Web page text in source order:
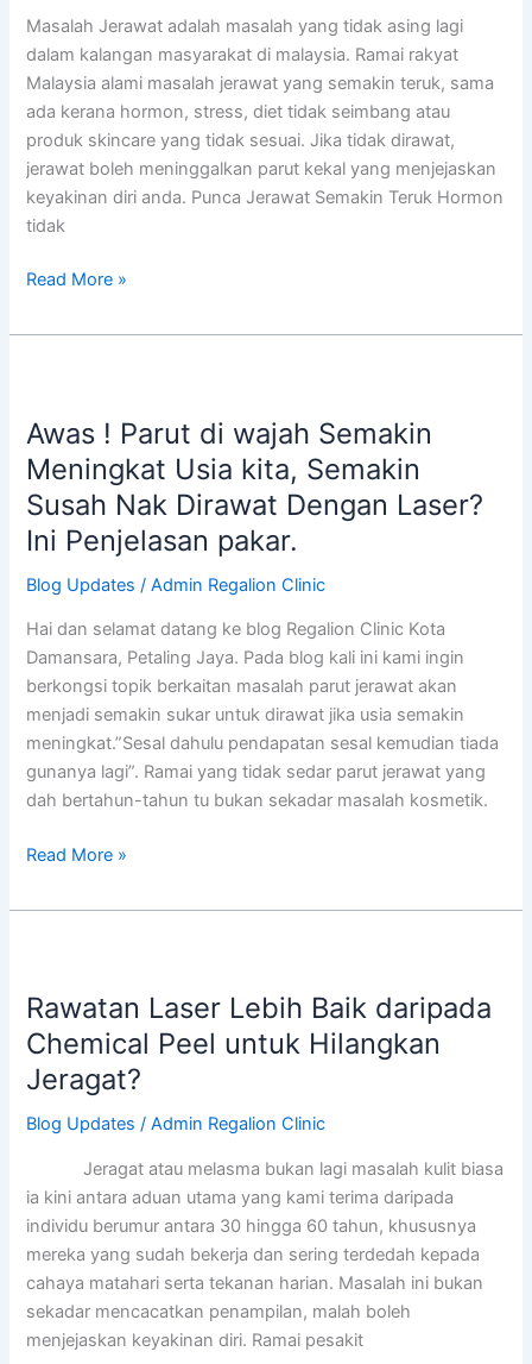
Masalah Jerawat adalah masalah yang tidak asing lagi
dalam kalangan masyarakat di malaysia. Ramai rakyat
Malaysia alami masalah jerawat yang semakin teruk, sama
ada kerana hormon, stress, diet tidak seimbang atau
produk skincare yang tidak sesuai. Jika tidak dirawat,
jerawat boleh meninggalkan parut kekal yang menjejaskan
keyakinan diri anda. Punca Jerawat Semakin Teruk Hormon
tidak
Hebat
Sempena
Kemerdekaan!
Read More »
Awas ! Parut di wajah Semakin
Meningkat Usia kita, Semakin
Susah Nak Dirawat Dengan Laser?
Ini Penjelasan pakar.
Blog Updates /Admin Regalion Clinic
Hai dan selamat datang ke blog Regalion Clinic Kota
Damansara, Petaling Jaya. Pada blog kali ini kami ingin
berkongsi topik berkaitan masalah parut jerawat akan
menjadi semakin sukar untuk dirawat jika usia semakin
meningkat.”Sesal dahulu pendapatan sesal kemudian tiada
gunanya lagi”. Ramai yang tidak sedar parut jerawat yang
dah bertahun-tahun tu bukan sekadar masalah kosmetik.
Parut
di
wajah
Semakin
Meningkat
Usia
kita,
Semakin
Susah
Nak
Dirawat
Dengan
Laser?
Ini
pakar.
Read More »
Rawatan Laser Lebih Baik daripada
Chemical Peel untuk Hilangkan
Jeragat?
Blog Updates /Admin Regalion Clinic
Jeragat atau melasma bukan lagi masalah kulit biasa
ia kini antara aduan utama yang kami terima daripada
individu berumur antara 30 hingga 60 tahun, khususnya
mereka yang sudah bekerja dan sering terdedah kepada
cahaya matahari serta tekanan harian. Masalah ini bukan
sekadar mencacatkan penampilan, malah boleh
menjejaskan keyakinan diri. Ramai pesakit
Lebih
Baik
daripada
Chemical
Peel
Hilangkan
Jeragat?